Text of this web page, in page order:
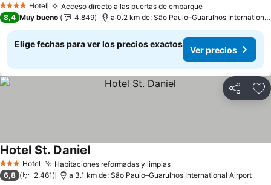
4 EstrellasHotel Acceso directo a las puertas de embarque
8,4 Muy bueno 4.849 a 0.2 km de: São Paulo–Guarulhos International Airport
Elige fechas para ver los precios exactos
Ver precios
Compartir
3 Estrellas
Hotel Habitaciones reformadas y limpias
Hotel St. Daniel
6,8 2.461 a 3.1 km de: São Paulo–Guarulhos International Airport